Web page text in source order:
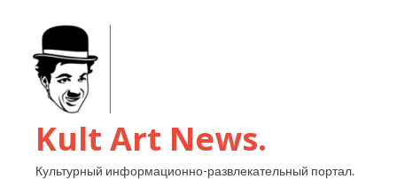
Kult Art News.
Культурный информационно-развлекательный портал.